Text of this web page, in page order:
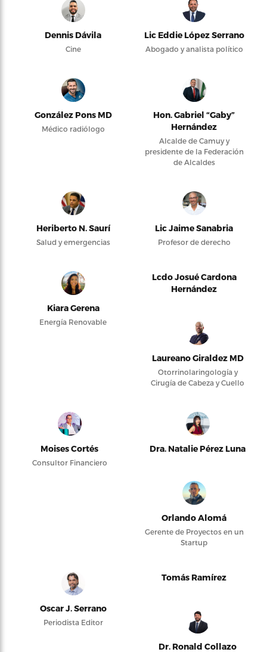
Dennis Dávila
Cine
Lic Eddie López Serrano
Abogado y analista político
González Pons MD
Médico radiólogo
Hon. Gabriel “Gaby”
Hernández
Alcalde de Camuy y
presidente de la Federación
de Alcaldes
Heriberto N. Saurí
Salud y emergencias
Lic Jaime Sanabria
Profesor de derecho
Kiara Gerena
Energía Renovable
Lcdo Josué Cardona
Hernández
Laureano Giraldez MD
Otorrinolaringología y
Cirugía de Cabeza y Cuello
Moises Cortés
Consultor Financiero
Dra. Natalie Pérez Luna
Orlando Alomá
Gerente de Proyectos en un
Startup
Oscar J. Serrano
Periodista Editor
Tomás Ramírez
Dr. Ronald Collazo